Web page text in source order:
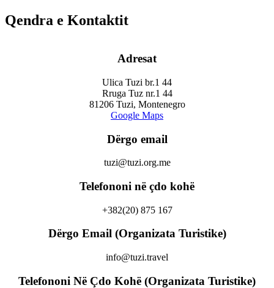
Qendra e Kontaktit
Adresat
Ulica Tuzi br.1 44
Rruga Tuz nr.1 44
81206 Tuzi, Montenegro
Google Maps
Dërgo email
tuzi@tuzi.org.me
Telefononi në çdo kohë
+382(20) 875 167
Dërgo Email (Organizata Turistike)
info@tuzi.travel
Telefononi Në Çdo Kohë (Organizata Turistike)